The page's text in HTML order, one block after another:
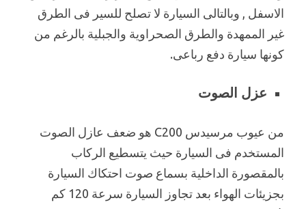
الاسفل , وبالتالى السيارة لا تصلح للسير فى الطرق
غير الممهدة والطرق الصحراوية والجبلية بالرغم من
كونها سيارة دفع رباعى.
عزل الصوت
من عيوب مرسيدس C200 هو ضعف عازل الصوت
المستخدم فى السيارة حيث يتسطيع الركاب
بالمقصورة الداخلية بسماع صوت احتكاك السيارة
بجزيئات الهواء بعد تجاوز السيارة سرعة 120 كم